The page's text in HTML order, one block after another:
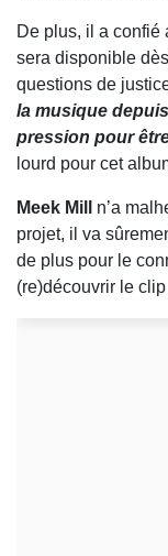
De plus, il a confié
sera disponible dès
questions de
la musique
pression pour
lourd pour cet
Meek Mill n’a
projet, il va
de plus pour le
(re)découvrir le